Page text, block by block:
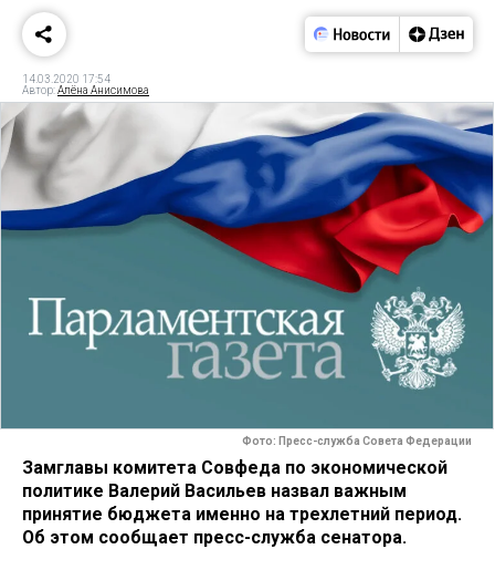
14.03.2020 17:54
Автор:Алёна Анисимова
Фото: Пресс-служба Совета Федерации
Замглавы комитета Совфеда по экономической
политике Валерий Васильев назвал важным
принятие бюджета именно на трехлетний период.
Об этом сообщает пресс-служба сенатора.